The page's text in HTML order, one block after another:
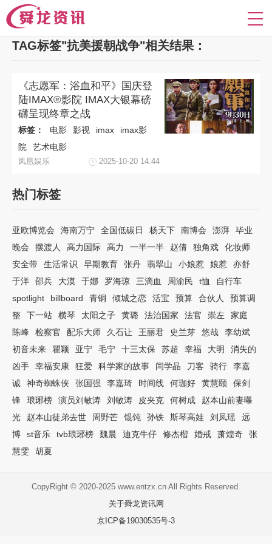
TAG标签"抗美援朝战争"相关结果：
《志愿军：浴血和平》国庆登
陆IMAX®影院 IMAX大银幕磅
礴呈现终章之战
标签： 电影 影视 imax
imax影
院
艺术电影
凤凰娱乐 2025-10-20 14:44
热门标签
亚欧博览会 海南万宁 全国低碳日 杨天下 南博会 澎湃
毕业
晚会
摆渡人 高力国际 高力 一半一半 赵倩 独角戏
化妆师
安全带
生活常识 早期教育 张丹 翡翠山 小娘惹 娘惹
亦舒
于洋
邵兵 大漠 于娜 罗海琼 三滴血 周渝民 t恤
自行车
spotlight
billboard 青铜 倾城之恋 活宝 预算 合伙人
预算调
整
下一站 横琴 太阳之子 黄璐 法治国家 法官 崇左
家庭
陈峰
检察官 配乐大师 久石让 王丽君 史兰芽 悠哉
李幼斌
初音未来
瞿颖 亚宁 毛宁 十三太保 苏超 幸福 大明
消失的
凶手
幸福安康 狂爱 科学家的故事 闫学晶 刀客 骑行
李嘉
诚
神奇蜘蛛侠 张国强 李嘉琦 时间线 何珈好 黄慧颐
保剑
锋
琅琊榜 演员刘敏涛 刘敏涛 皮夹克 何树成
赵本山前妻曝
光
赵本山徒弟去世 周野芒 馄饨 孙铁 斯琴高娃 刘凤瑶
远
博
st音乐 tvb琅琊榜 魏晨 迪克牛仔 修杰楷 婚戒 萧煌奇
张
慧雯
胡夏
CopyRight © 2020-2025 www.entzx.cn All Rights Reserved.
关于舜龙资讯网
京ICP备19030535号-3